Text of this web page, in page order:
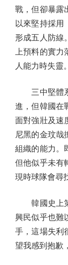
戰，但卻暴露
以來堅持採用
形成五人防線
上預料的實
人能力時失靈。
三中堅體系
進，但韓國在
面對強壯及速
尼黑的金玟哉
組織的能力。
但他似乎未有
現時球隊會尋
韓國史上第
興民似乎也難
手，這場失利
望我感到抱歉